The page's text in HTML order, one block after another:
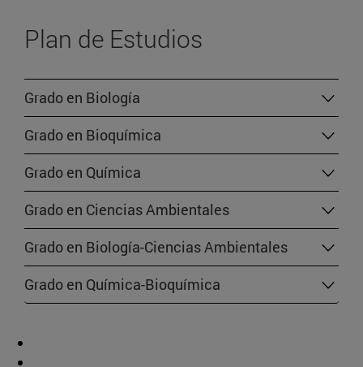
Plan de Estudios
Grado en Biología
Grado en Bioquímica
Grado en Química
Grado en Ciencias Ambientales
Grado en Biología-Ciencias Ambientales
Grado en Química-Bioquímica